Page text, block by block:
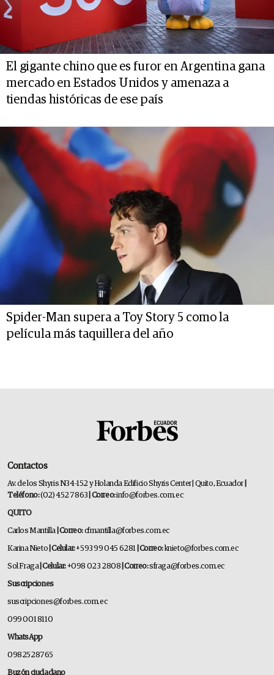
El gigante chino que es furor en Argentina gana
mercado en Estados Unidos y amenaza a
tiendas históricas de ese país
Spider-Man supera a Toy Story 5 como la
película más taquillera del año
Contactos
Av. de los Shyris N34-152 y Holanda Edificio Shyris Center | Quito, Ecuador
Teléfono:(02) 452 7863 | Correo:info@forbes.com.ec
QUITO
Carlos Mantilla | Correo:cfmantilla@forbes.com.ec
Karina Nieto | Celular:+593 99 045 6281 | Correo:knieto@forbes.com.ec
Sol Fraga| Celular:+098 023 2808 | Correo:sfraga@forbes.com.ec
Suscripciones
suscripciones@forbes.com.ec
099 001 8110
WhatsApp
0982528765
Buzón ciudadano